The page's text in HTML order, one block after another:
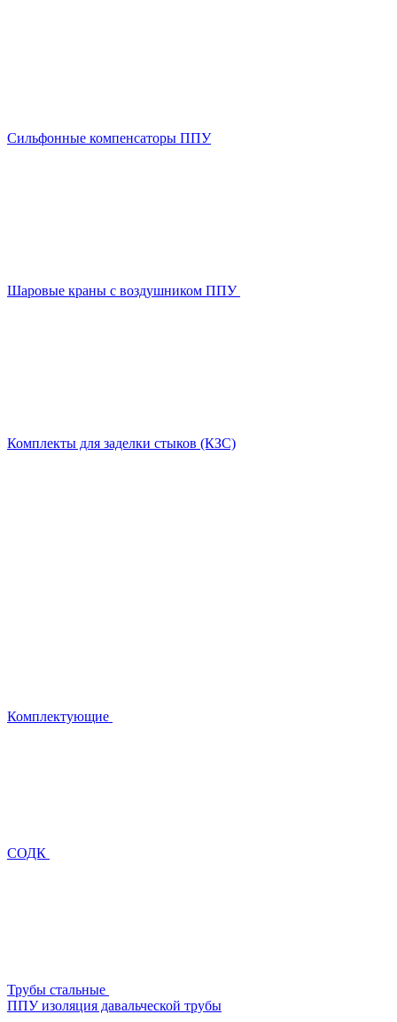
Сильфонные компенсаторы ППУ
Шаровые краны с воздушником ППУ
Комплекты для заделки стыков (КЗС)
Комплектующие
СОДК
Трубы стальные
ППУ изоляция давальческой трубы